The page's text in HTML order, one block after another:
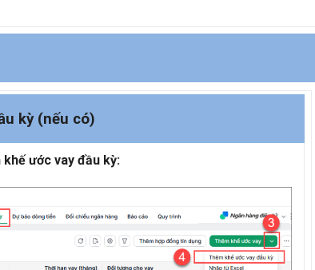
kỳ (nếu có)
khế ước vay đầu kỳ: